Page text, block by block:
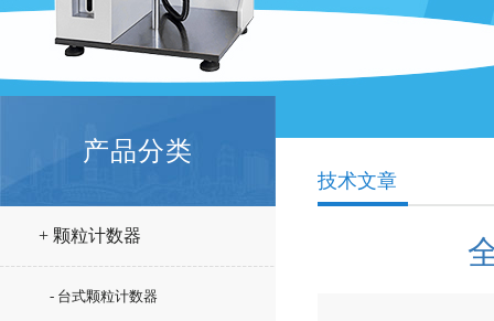
产品分类
+ 颗粒计数器
- 台式颗粒计数器
技术文章